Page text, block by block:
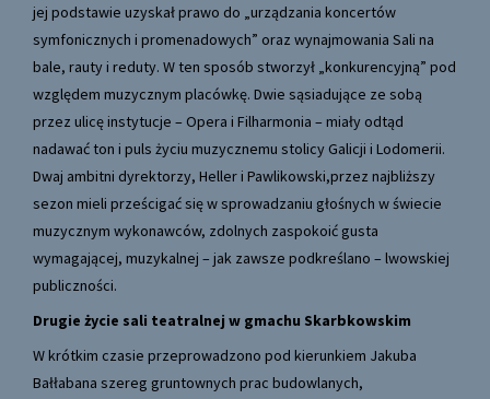
jej podstawie uzyskał prawo do „urządzania koncertów
symfonicznych i promenadowych” oraz wynajmowania Sali na
bale, rauty i reduty. W ten sposób stworzył „konkurencyjną” pod
względem muzycznym placówkę. Dwie sąsiadujące ze sobą
przez ulicę instytucje – Opera i Filharmonia – miały odtąd
nadawać ton i puls życiu muzycznemu stolicy Galicji i Lodomerii.
Dwaj ambitni dyrektorzy, Heller i Pawlikowski,przez najbliższy
sezon mieli prześcigać się w sprowadzaniu głośnych w świecie
muzycznym wykonawców, zdolnych zaspokoić gusta
wymagającej, muzykalnej – jak zawsze podkreślano – lwowskiej
publiczności.
Drugie życie sali teatralnej w gmachu Skarbkowskim
W krótkim czasie przeprowadzono pod kierunkiem Jakuba
Bałłabana szereg gruntownych prac budowlanych,